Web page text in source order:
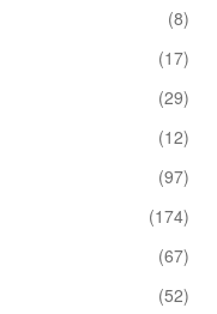
(8)
(17)
(29)
(12)
(97)
(174)
(67)
(52)